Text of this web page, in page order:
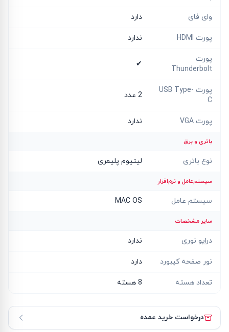
وای فای دارد
پورت HDMI ندارد
پورت
Thunderbolt
✔
پورت USB Type-
C
2 عدد
پورت VGA ندارد
باتری و برق
نوع باتری لیتیوم پلیمری
سیستم‌عامل و نرم‌افزار
سیستم عامل MAC OS
سایر مشخصات
درایو نوری ندارد
نور صفحه کیبورد دارد
تعداد هسته 8 هسته
درخواست خرید عمده